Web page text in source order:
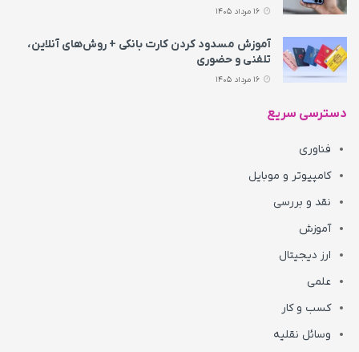
آموزش مسدود کردن کارت بانکی + روش‌های آنلاین،
تلفنی و حضوری
دسترسی سریع
فناوری
کامپیوتر و موبایل
نقد و بررسی
آموزش
ارز دیجیتال
علمی
کسب و کار
وسائل نقلیه